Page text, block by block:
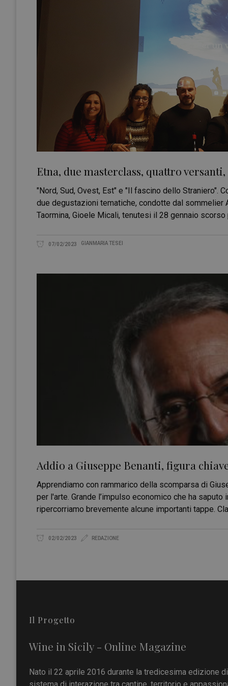
Etna, due masterclass, quattro
"Nord, Sud, Ovest, Est" e "Il fascino dello Straniero".
due degustazioni tematiche, condotte dal
Taormina, Gioele Micali, tenutesi il 28 gennaio
07/02/2023 GIANMARIA TESEI
Addio a Giuseppe Benanti, figura
Apprendiamo con rammarico della scomparsa di
per l'arte. Grande l’impulso economico che ha
ripercorriamo brevemente alcune importanti tappe.
02/02/2023 REDAZIONE
Il Progetto
Wine in Sicily - Online Magazine
Nato il 22 aprile 2016 durante la tredicesima edizione